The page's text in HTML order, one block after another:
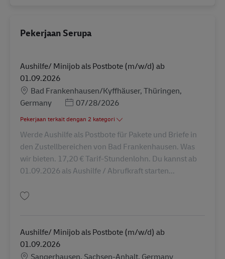
Pekerjaan Serupa
Aushilfe/ Minijob als Postbote (m/w/d) ab
01.09.2026
LokasiBad Frankenhausen/Kyffhäuser, Thüringen,
Germany
Posted Date
07/28/2026
Pekerjaan terkait dengan 2 kategori
Werde Aushilfe als Postbote für Pakete und Briefe in
den Zustellbereichen von Bad Frankenhausen. Was
wir bieten. 17,20 € Tarif-Stundenlohn. Du kannst ab
01.09.2026 als Aushilfe / Abrufkraft starten...
Aushilfe/ Minijob als Postbote (m/w/d) ab
01.09.2026
LokasiSangerhausen, Sachsen-Anhalt, Germany